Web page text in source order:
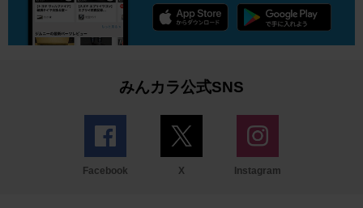
みんカラ公式SNS
Facebook X Instagram